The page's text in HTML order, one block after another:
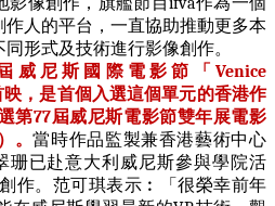
人的平台，一直協助推動更多本
形式及技術進行影像創作。
威尼斯國際電影節「 Venice
映，是首個入選這個單元的香港作
第77屆威尼斯電影節雙年展電影
。當時作品監製兼香港藝術中心
珊已赴意大利威尼斯參與學院活
作。范可琪表示︰「很榮幸前年